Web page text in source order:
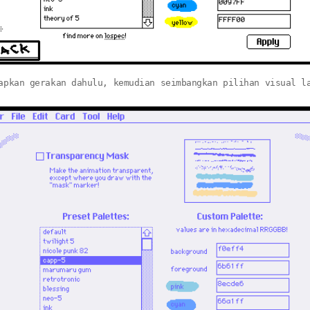
gerakan dahulu, kemudian seimbangkan pilihan visual